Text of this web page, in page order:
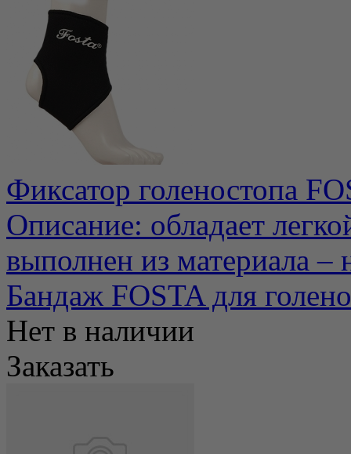
Фиксатор голеностопа
Описание: обладает
выполнен из материала –
Бандаж FOSTA для
Нет в наличии
Заказать